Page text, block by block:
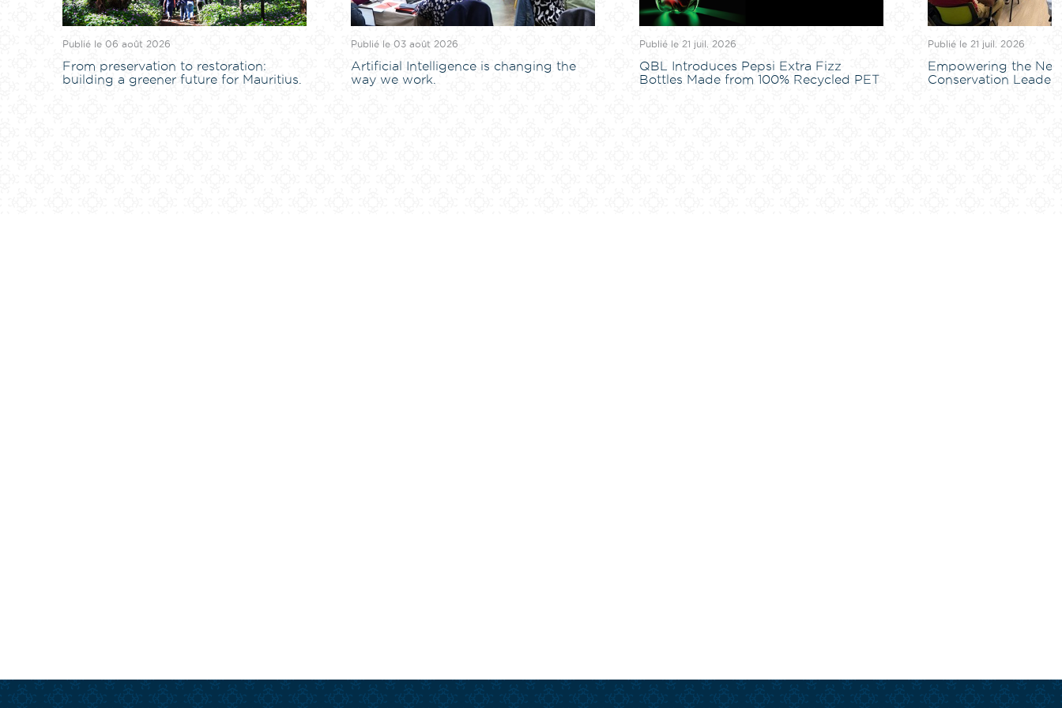
Publié le 06 août 2026
From preservation to restoration:
building a greener future for Mauritius.
Publié le 03 août 2026
Artificial Intelligence is changing the
way we work.
Publié le 21 juil. 2026
QBL Introduces Pepsi Extra Fizz
Bottles Made from 100% Recycled PET
Publié le 21 juil. 2026
Empowering the
Conservation Leaders